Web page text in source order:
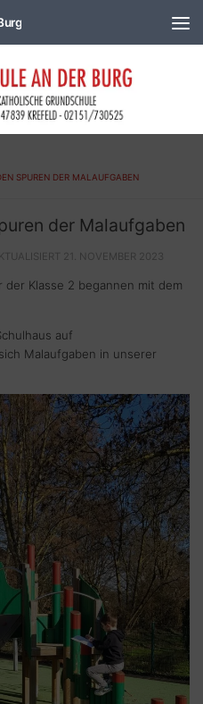
SPUREN DER MALAUFGABEN
der Malaufgaben
21. NOVEMBER 2023
Klasse 2 begannen mit dem
auf
Malaufgaben in unserer